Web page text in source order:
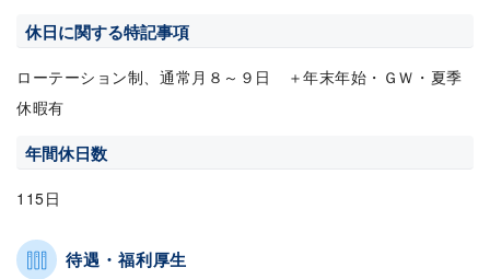
休日に関する特記事項
ローテーション制、通常月８～９日 ＋年末年始・ＧＷ・夏季
休暇有
年間休日数
115日
待遇・福利厚生